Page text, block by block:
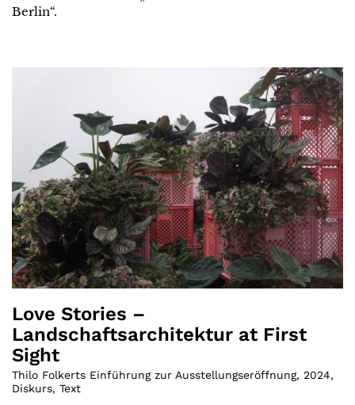
Berlin“.
Love Stories –
Landschaftsarchitektur at First
Sight
Thilo Folkerts Einführung zur Ausstellungseröffnung, 2024,
Diskurs, Text